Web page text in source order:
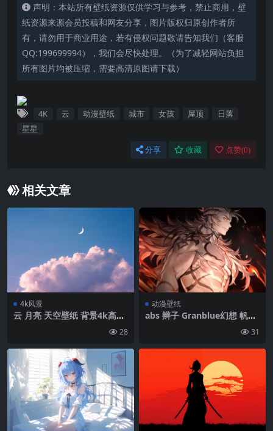
声明：本站所有壁纸资源仅供学习与参考，禁止商用，壁
纸资源来源会员投稿和网友分享，图片版权归原创作者所
有，请勿用于商业用途，若有侵权问题敬请告知我们（客服
QQ:199699994），我们会尽快处理。（为了减轻网站负担
所有图片均被压缩，需要高清原图请下载）
4K 云 动漫壁纸 城市 女孩 屋顶
日落
星星
分享 收藏 点赞(0)
相关文章
4k风景
云 月亮 天空壁纸 背景4k高清
28
动漫壁纸
abs 辫子 Granblue幻想 帆船
Wilnas (Granblue幻想) Fedi
31